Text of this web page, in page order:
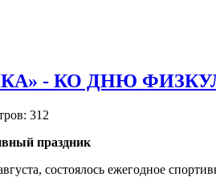
- КО ДНЮ
312
праздник
состоялось ежегодное